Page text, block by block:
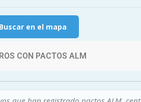
en el mapa
CON PACTOS ALM